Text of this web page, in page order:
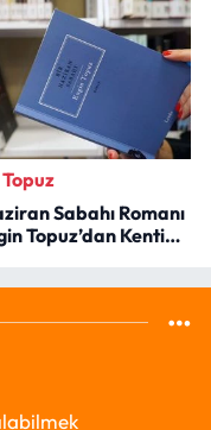
Sabahı Romanı
Topuz’dan Kenti